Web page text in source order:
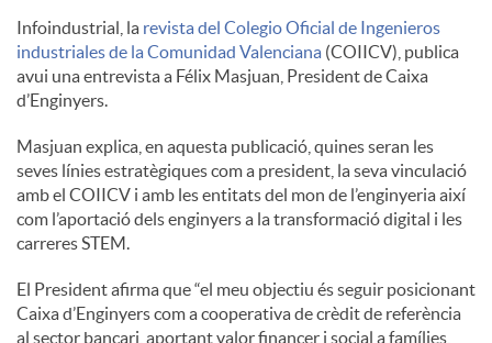
n
t
i
n
Infoindustrial, la revista del Colegio Oficial de Ingenieros
industriales de la Comunidad Valenciana (COIICV), publica
avui una entrevista a Félix Masjuan, President de Caixa
d’Enginyers.
Masjuan explica, en aquesta publicació, quines seran les
seves línies estratègiques com a president, la seva vinculació
amb el COIICV i amb les entitats del mon de l’enginyeria així
com l’aportació dels enginyers a la transformació digital i les
carreres STEM.
El President afirma que “el meu objectiu és seguir posicionant
Caixa d’Enginyers com a cooperativa de crèdit de referència
al sector bancari, aportant valor financer i social a famílies,